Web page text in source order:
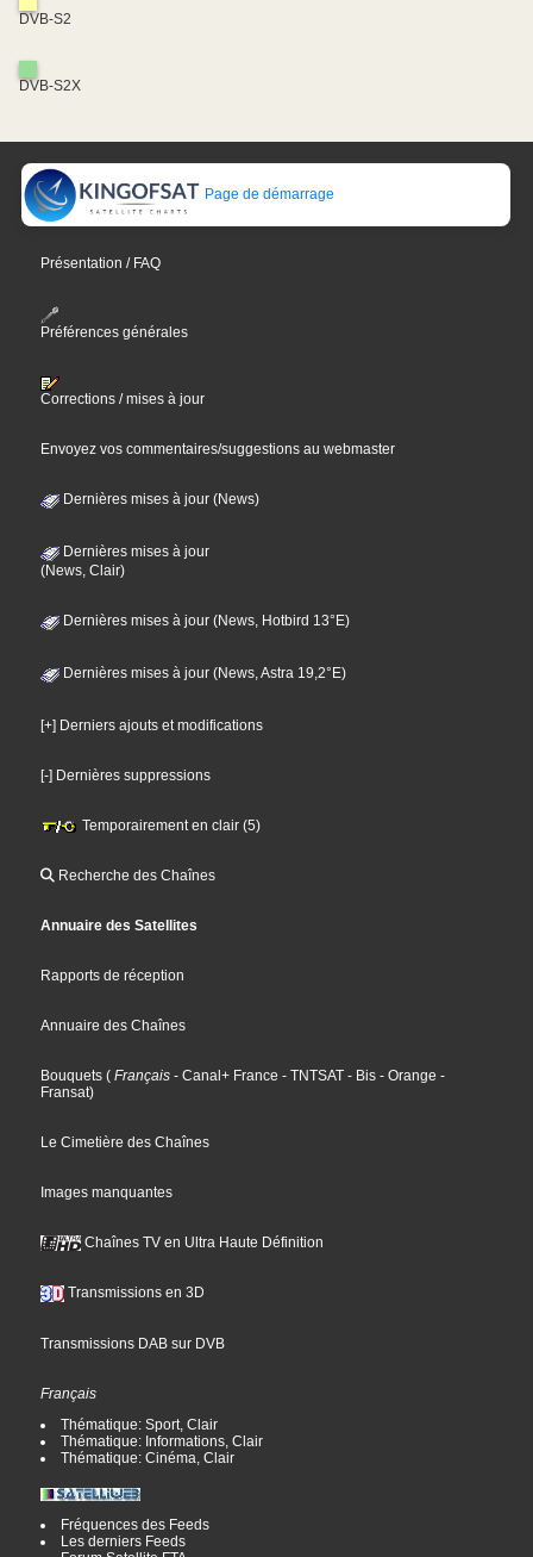
DVB-S2
DVB-S2X
Page de démarrage
Présentation / FAQ
Préférences générales
Corrections / mises à jour
Envoyez vos commentaires/suggestions au webmaster
Dernières mises à jour (News)
Dernières mises à jour
(News, Clair)
Dernières mises à jour (News, Hotbird 13°E)
Dernières mises à jour (News, Astra 19,2°E)
[+] Derniers ajouts et modifications
[-] Dernières suppressions
Temporairement en clair (5)
Recherche des Chaînes
Annuaire des Satellites
Rapports de réception
Annuaire des Chaînes
Bouquets ( Français - Canal+ France - TNTSAT - Bis - Orange -
Fransat)
Le Cimetière des Chaînes
Images manquantes
Chaînes TV en Ultra Haute Définition
Transmissions en 3D
Transmissions DAB sur DVB
Français
Thématique: Sport, Clair
Thématique: Informations, Clair
Thématique: Cinéma, Clair
Fréquences des Feeds
Les derniers Feeds